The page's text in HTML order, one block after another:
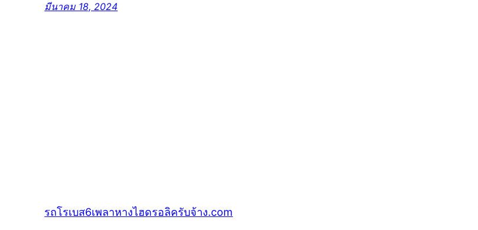
มีนาคม 18, 2024
รถโรเบส6เพลาหางไฮดรอลิครับจ้าง.com